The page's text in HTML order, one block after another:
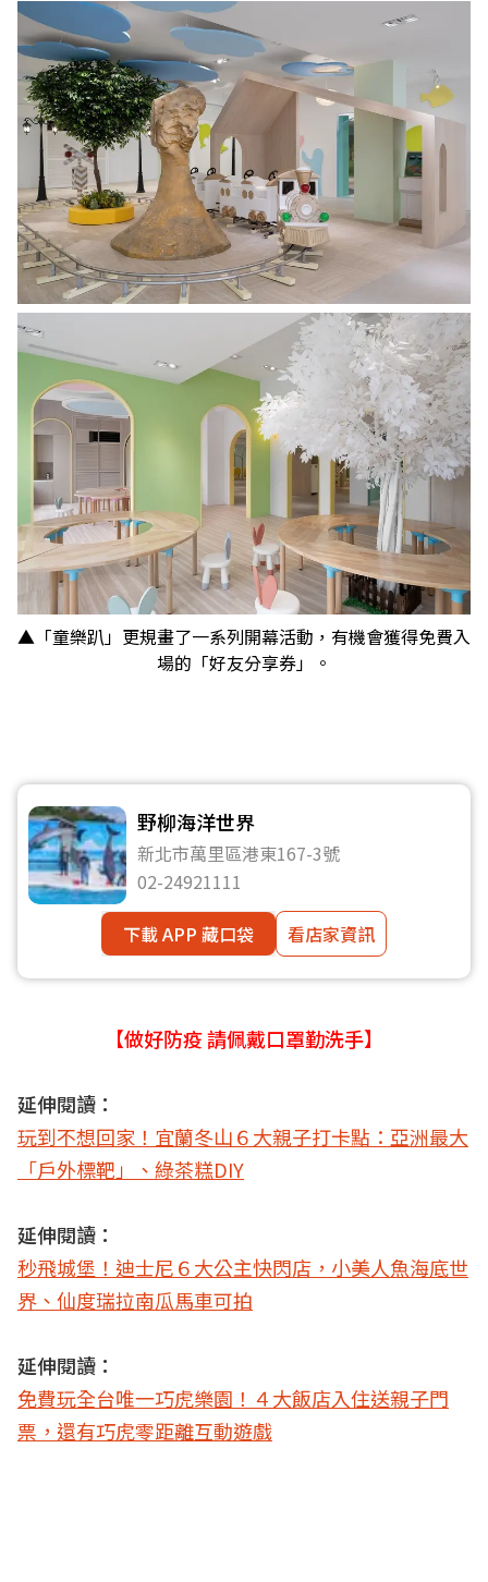
▲「童樂趴」更規畫了一系列開幕活動，有機會獲得免費入
場的「好友分享券」。
野柳海洋世界
新北市萬里區港東167-3號
02-24921111
下載 APP 藏口袋
看店家資訊
【做好防疫 請佩戴口罩勤洗手】
延伸閱讀：
玩到不想回家！宜蘭冬山６大親子打卡點：亞洲最大
「戶外標靶」、綠茶糕DIY
延伸閱讀：
秒飛城堡！迪士尼６大公主快閃店，小美人魚海底世
界、仙度瑞拉南瓜馬車可拍
延伸閱讀：
免費玩全台唯一巧虎樂園！４大飯店入住送親子門
票，還有巧虎零距離互動遊戲